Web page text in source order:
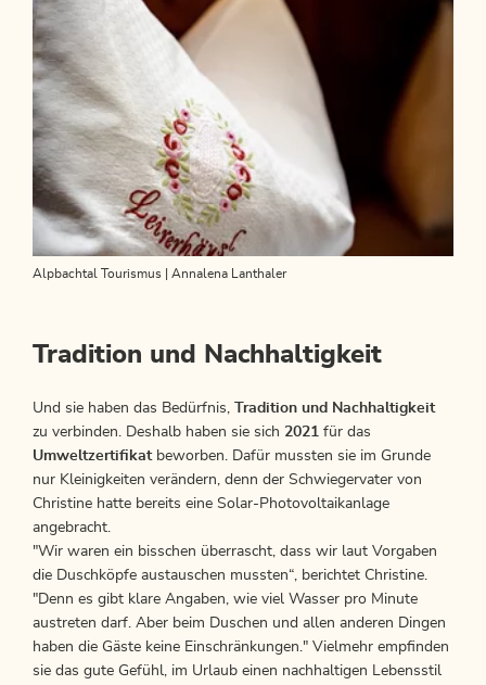
Alpbachtal Tourismus | Annalena Lanthaler
Tradition und Nachhaltigkeit
Und sie haben das Bedürfnis, Tradition und Nachhaltigkeit
zu verbinden. Deshalb haben sie sich 2021 für das
Umweltzertifikat beworben. Dafür mussten sie im Grunde
nur Kleinigkeiten verändern, denn der Schwiegervater von
Christine hatte bereits eine Solar-Photovoltaikanlage
angebracht.
"Wir waren ein bisschen überrascht, dass wir laut Vorgaben
die Duschköpfe austauschen mussten“, berichtet Christine.
"Denn es gibt klare Angaben, wie viel Wasser pro Minute
austreten darf. Aber beim Duschen und allen anderen Dingen
haben die Gäste keine Einschränkungen." Vielmehr empfinden
sie das gute Gefühl, im Urlaub einen nachhaltigen Lebensstil